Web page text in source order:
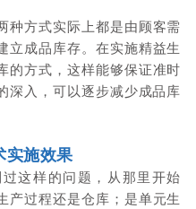
种方式实际上都是由顾客需
成品库存。 在实施精益生
的方式，这样能够保证准时
深入，可以逐步减少成品库
实施效果
这样的问题，从那里开始
产过程还是仓库； 是单元生